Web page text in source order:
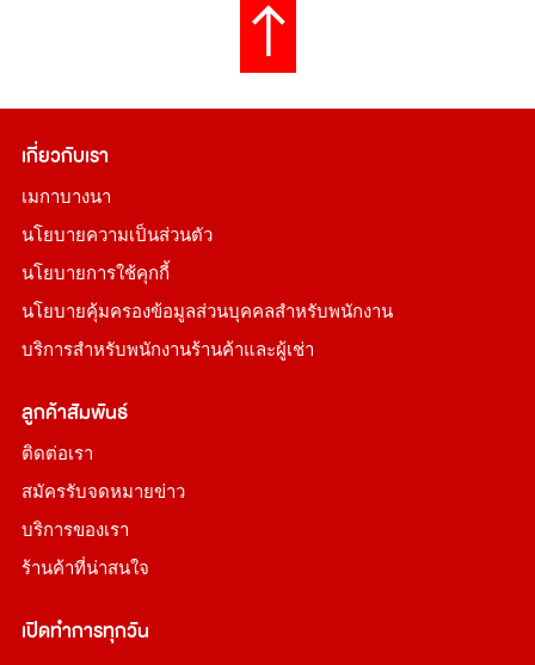
เกี่ยวกับเรา
เมกาบางนา
นโยบายความเป็นส่วนตัว
นโยบายการใช้คุกกี้
นโยบายคุ้มครองข้อมูลส่วนบุคคลสำหรับพนักงาน
บริการสำหรับพนักงานร้านค้าและผู้เช่า
ลูกค้าสัมพันธ์
ติดต่อเรา
สมัครรับจดหมายข่าว
บริการของเรา
ร้านค้าที่น่าสนใจ
เปิดทำการทุกวัน